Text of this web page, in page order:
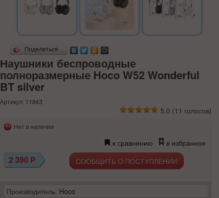
Поделиться…
Наушники беспроводные
полноразмерные Hoco W52 Wonderful
BT silver
Артикул: 11843
5.0 (11 голосов)
Нет в наличии
к сравнению в избранное
2 390 Р СООБЩИТЬ О ПОСТУПЛЕНИИ
Производитель: Hoco